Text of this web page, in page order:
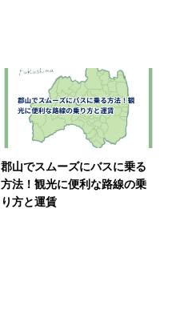
郡山でスムーズにバスに乗る
方法！観光に便利な路線の乗
り方と運賃